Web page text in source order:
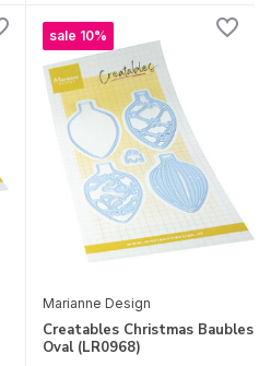
sale 10%
Marianne Design
Creatables Christmas Baubles
Oval (LR0968)